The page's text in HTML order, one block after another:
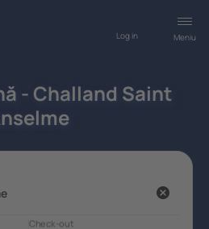
Meniu
Log in
- Challand Saint